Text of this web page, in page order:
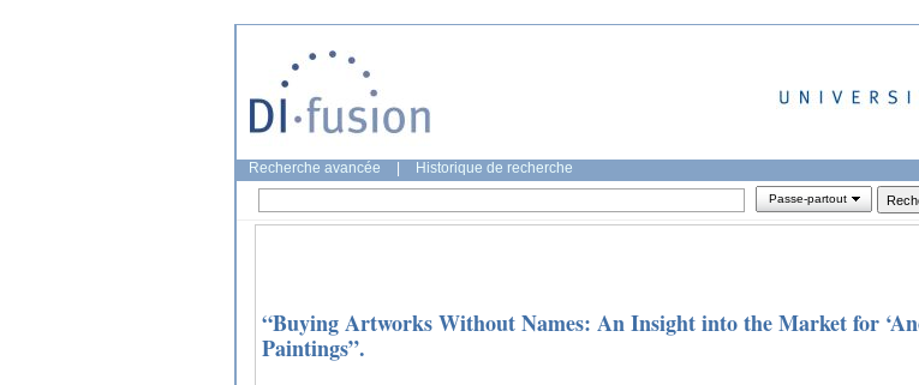
Recherche avancée Historique de recherche
Passe-partout
“Buying Artworks Without Names: An Insight into the Market for
Paintings”.